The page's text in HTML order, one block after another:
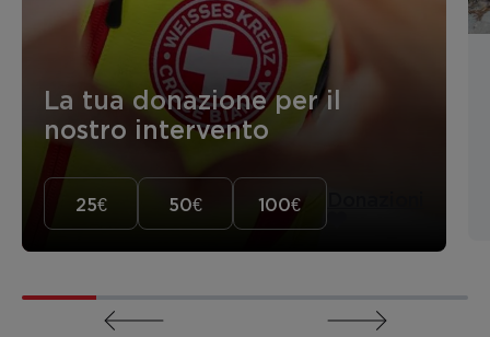
La tua donazione per il
nostro intervento
25€ 50€ 100€